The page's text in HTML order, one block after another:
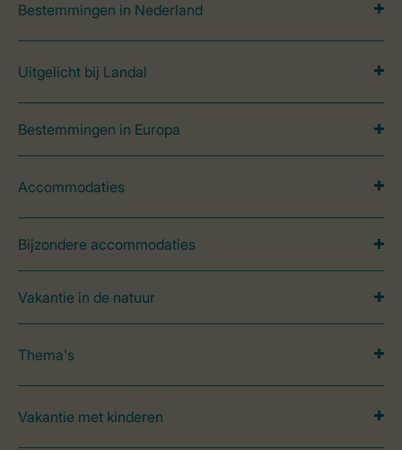
Bestemmingen in Nederland
Uitgelicht bij Landal
Bestemmingen in Europa
Accommodaties
Bijzondere accommodaties
Vakantie in de natuur
Thema's
Vakantie met kinderen